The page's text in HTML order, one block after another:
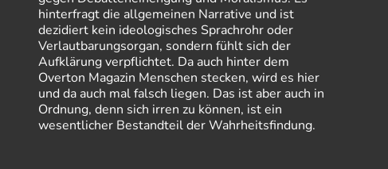
hinterfragt die allgemeinen Narrative und ist
dezidiert kein ideologisches Sprachrohr oder
Verlautbarungsorgan, sondern fühlt sich der
Aufklärung verpflichtet. Da auch hinter dem
Overton Magazin Menschen stecken, wird es hier
und da auch mal falsch liegen. Das ist aber auch in
Ordnung, denn sich irren zu können, ist ein
wesentlicher Bestandteil der Wahrheitsfindung.